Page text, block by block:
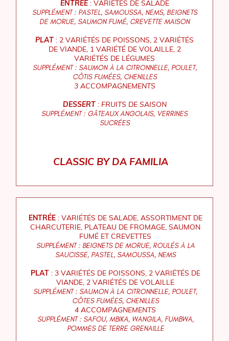
ENTRÉE: VARIÉTÉS DE SALADE
SUPPLÉMENT : PASTEL, SAMOUSSA, NEMS, BEIGNETS
DE MORUE, SAUMON FUMÉ, CREVETTE MAISON
PLAT : 2 VARIÉTÉS DE POISSONS, 2 VARIÉTÉS
DE VIANDE, 1 VARIÉTÉ DE VOLAILLE, 2
VARIÉTÉS DE LÉGUMES
SUPPLÉMENT : SAUMON À LA CITRONNELLE, POULET,
CÔTIS FUMÉES, CHENILLES
3ACCOMPAGNEMENTS
DESSERT : FRUITS DE SAISON
SUPPLÉMENT : GÂTEAUX ANGOLAIS, VERRINES
SUCRÉES
CLASSIC BY DA FAMILIA
ENTRÉE: VARIÉTÉS DE SALADE, ASSORTIMENT DE
CHARCUTERIE, PLATEAU DE FROMAGE, SAUMON
FUMÉ ET CREVETTES
SUPPLÉMENT : BEIGNETS DE MORUE, ROULÉS À LA
SAUCISSE, PASTEL, SAMOUSSA, NEMS
PLAT: 3 VARIÉTÉS DE POISSONS, 2 VARIÉTÉS DE
VIANDE, 2 VARIÉTÉS DE VOLAILLE
SUPPLÉMENT : SAUMON À LA CITRONNELLE, POULET,
CÔTES FUMÉES, CHENILLES
4 ACCOMPAGNEMENTS
SUPPLÉMENT : SAFOU, MBIKA, WANGILA, FUMBWA,
POMMES DE TERRE GRENAILLE